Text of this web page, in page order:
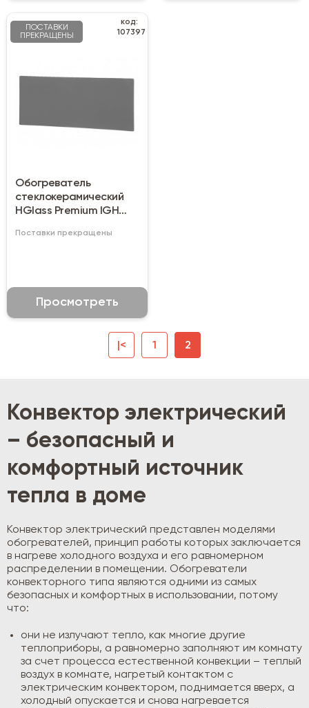
ПОСТАВКИ
ПРЕКРАЩЕНЫ
код:
107397
Обогреватель
стеклокерамический
HGlass Premium IGH
Поставки прекращены
Просмотреть
|< 1 2
Конвектор электрический
– безопасный и
комфортный источник
тепла в доме
Конвектор электрический представлен моделями
обогревателей, принцип работы которых заключается
в нагреве холодного воздуха и его равномерном
распределении в помещении. Обогреватели
конвекторного типа являются одними из самых
безопасных и комфортных в использовании, потому
что:
они не излучают тепло, как многие другие
теплоприборы, а равномерно заполняют им комнату
за счет процесса естественной конвекции – теплый
воздух в комнате, нагретый контактом с
электрическим конвектором, поднимается вверх, а
холодный опускается и снова нагревается